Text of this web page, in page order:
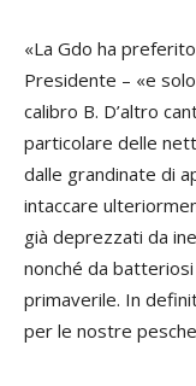
«La Gdo ha
Presidente – «e
calibro B. D’altro
particolare delle
dalle grandinate di
intaccare
già deprezzati da
nonché da
primaverile. In
per le nostre